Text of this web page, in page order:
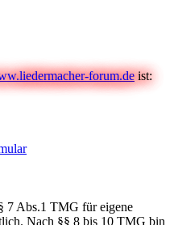
forum.deist:
7 Abs.1 TMG für eigene
Nach §§ 8 bis 10 TMG bin